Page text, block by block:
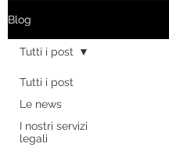
Blog
Tutti i post
Le news
I nostri servizi
legali
Tutti i post